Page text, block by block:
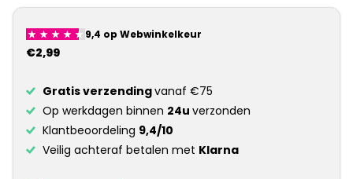
€2,99
Gratis verzendingvanaf €75
Op werkdagen binnen 24u verzonden
Klantbeoordeling 9,4/10
Veilig achteraf betalen met Klarna